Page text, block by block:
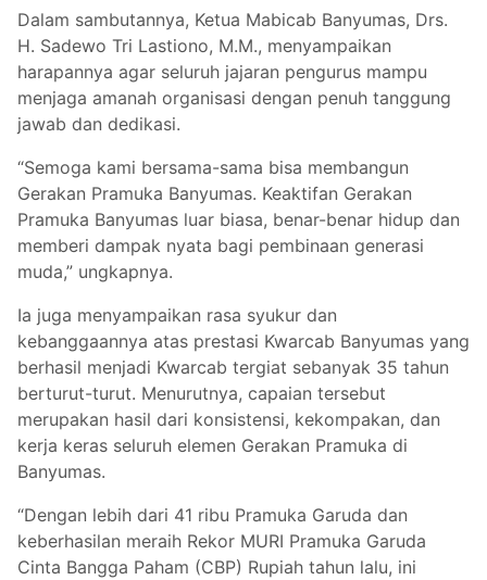
Dalam sambutannya, Ketua Mabicab Banyumas, Drs.
H. Sadewo Tri Lastiono, M.M., menyampaikan
harapannya agar seluruh jajaran pengurus mampu
menjaga amanah organisasi dengan penuh tanggung
jawab dan dedikasi.
“Semoga kami bersama-sama bisa membangun
Gerakan Pramuka Banyumas. Keaktifan Gerakan
Pramuka Banyumas luar biasa, benar-benar hidup dan
memberi dampak nyata bagi pembinaan generasi
muda,” ungkapnya.
Ia juga menyampaikan rasa syukur dan
kebanggaannya atas prestasi Kwarcab Banyumas yang
berhasil menjadi Kwarcab tergiat sebanyak 35 tahun
berturut-turut. Menurutnya, capaian tersebut
merupakan hasil dari konsistensi, kekompakan, dan
kerja keras seluruh elemen Gerakan Pramuka di
Banyumas.
“Dengan lebih dari 41 ribu Pramuka Garuda dan
keberhasilan meraih Rekor MURI Pramuka Garuda
Cinta Bangga Paham (CBP) Rupiah tahun lalu, ini